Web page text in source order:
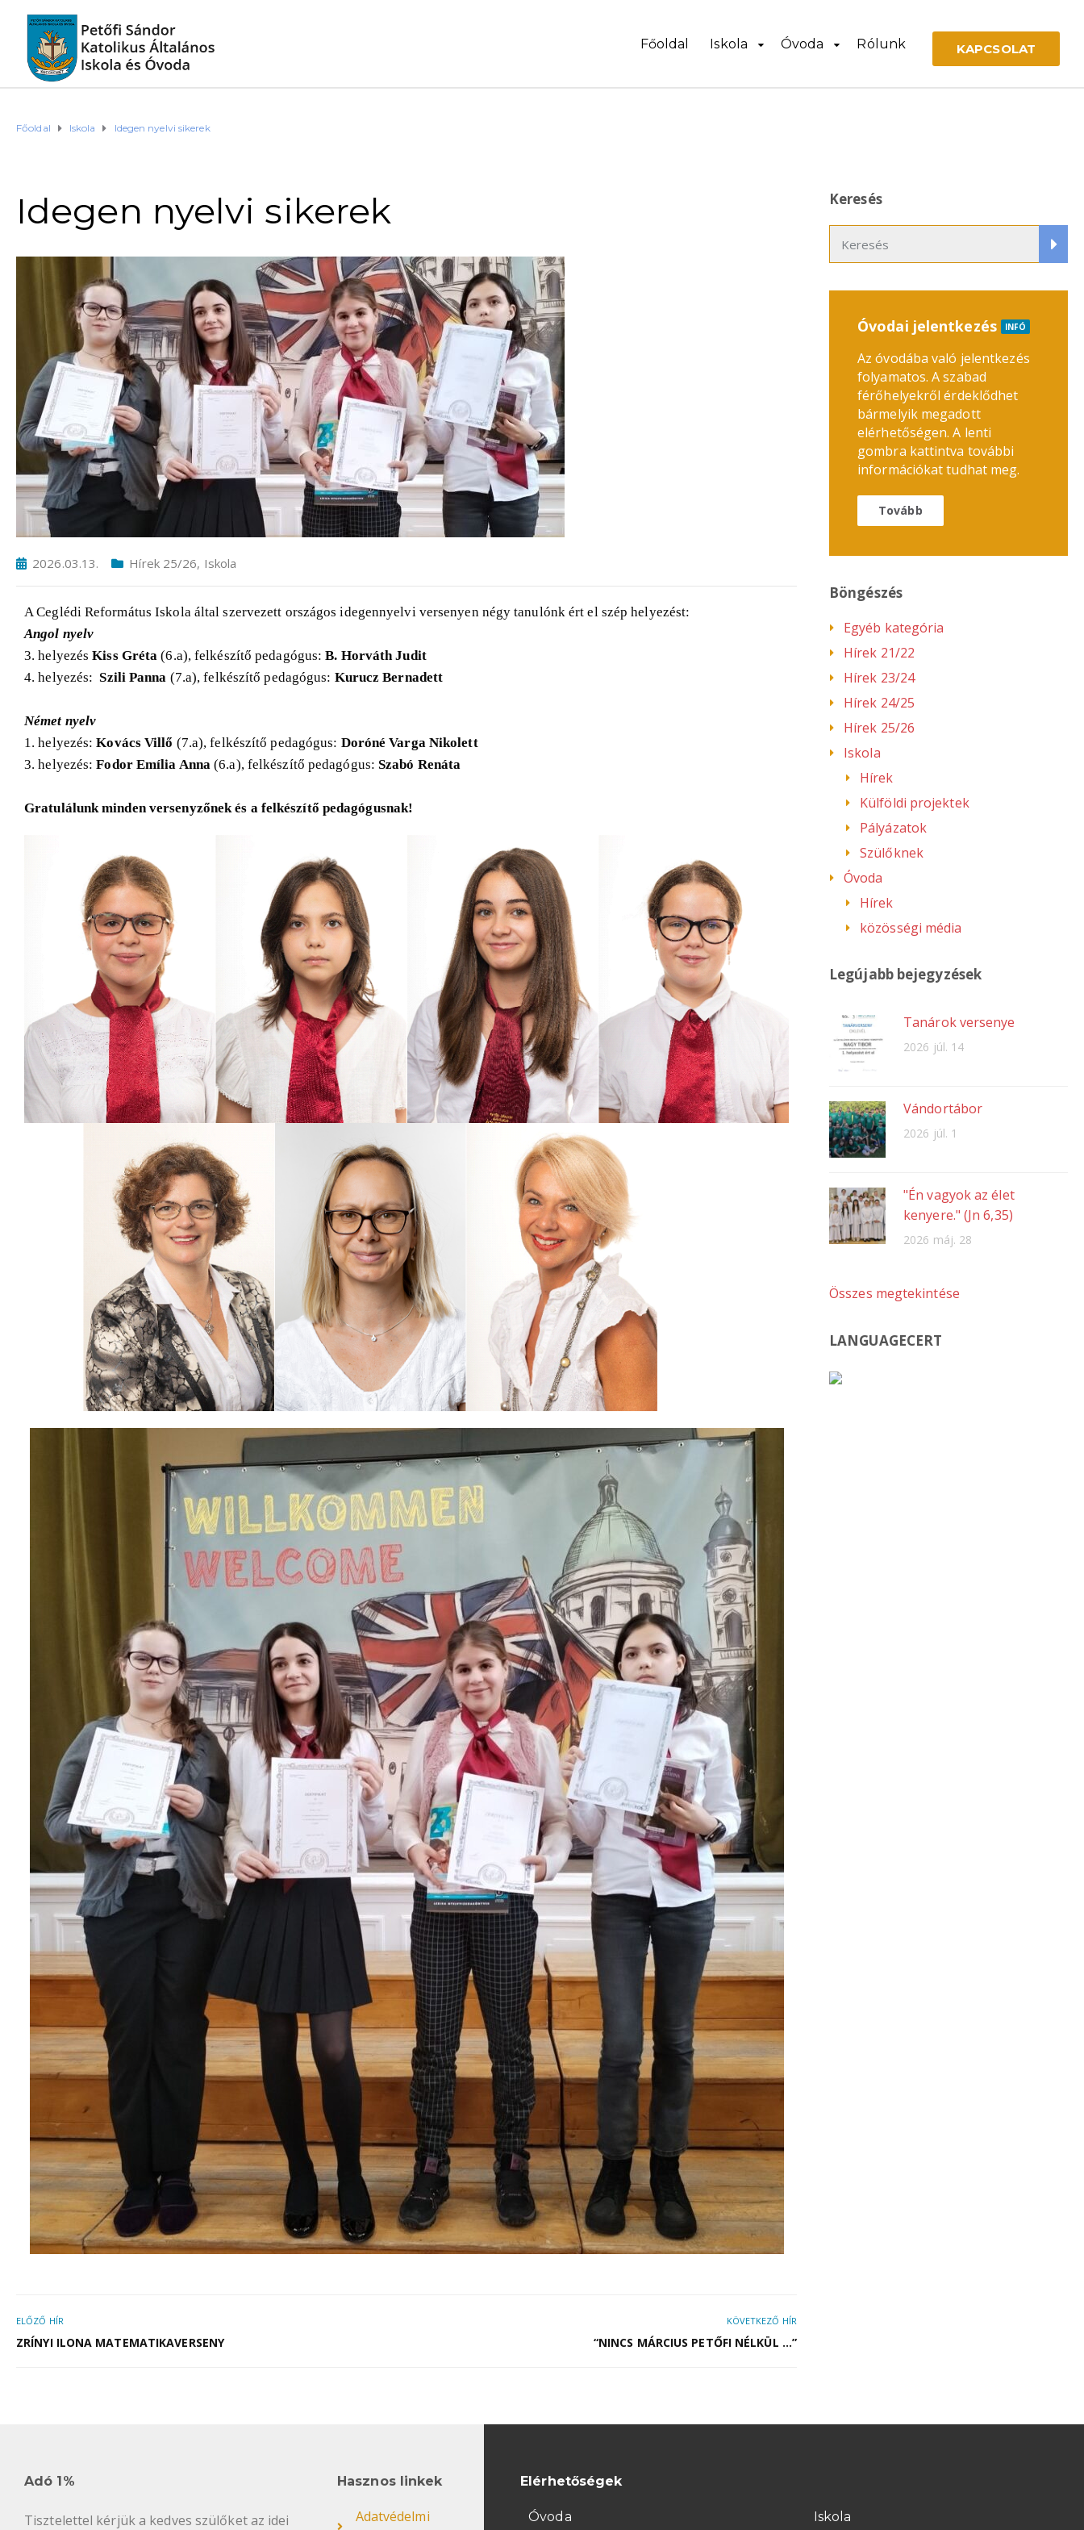
Főoldal Iskola Óvoda Rólunk KAPCSOLAT
Főoldal Iskola Idegen nyelvi sikerek
Idegen nyelvi sikerek
2026.03.13. Hírek 25/26, Iskola
A Ceglédi Református Iskola által szervezett országos idegennyelvi versenyen négy tanulónk ért el szép helyezést:
Angol nyelv
3. helyezésKiss Gréta(6.a), felkészítő pedagógus:B. Horváth Judit
4. helyezés:Szili Panna (7.a), felkészítő pedagógus: Kurucz Bernadett
Német nyelv
1. helyezés:Kovács Villő (7.a), felkészítő pedagógus: Doróné Varga Nikolett
3. helyezés:Fodor Emília Anna(6.a), felkészítő pedagógus:Szabó Renáta
Gratulálunk minden versenyzőnek és a felkészítő pedagógusnak!
ELŐZŐ HÍR
ZRÍNYI ILONA MATEMATIKAVERSENY
KÖVETKEZŐ HÍR
“NINCS MÁRCIUS PETŐFI NÉLKÜL …”
Keresés
Óvodai jelentkezés INFÓ
Az óvodába való jelentkezés
folyamatos. A szabad
férőhelyekről érdeklődhet
bármelyik megadott
elérhetőségen. A lenti
gombra kattintva további
információkat tudhat meg.
Tovább
Böngészés
Egyéb kategória
Hírek 21/22
Hírek 23/24
Hírek 24/25
Hírek 25/26
Iskola
Hírek
Külföldi projektek
Pályázatok
Szülőknek
Óvoda
Hírek
közösségi média
Legújabb bejegyzések
Tanárok versenye
2026 júl. 14
Vándortábor
2026 júl. 1
"Én vagyok az élet
kenyere." (Jn 6,35)
2026 máj. 28
Összes megtekintése
LANGUAGECERT
Adó 1%
Tisztelettel kérjük a kedves szülőket az idei
Hasznos linkek
Adatvédelmi
Elérhetőségek
Óvoda Iskola